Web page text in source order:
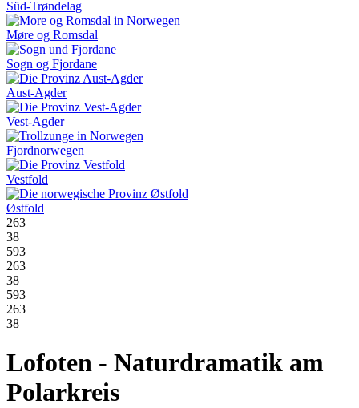
Süd-Trøndelag
Møre og Romsdal
Sogn og Fjordane
Aust-Agder
Vest-Agder
Fjordnorwegen
Vestfold
Østfold
263
38
593
263
38
593
263
38
Lofoten - Naturdramatik am
Polarkreis